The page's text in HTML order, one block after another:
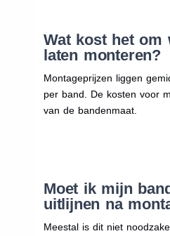
Wat kost het om
laten monteren?
Montageprijzen liggen
per band. De kosten voor
van de bandenmaat.
Moet ik mijn
uitlijnen na
Meestal is dit niet